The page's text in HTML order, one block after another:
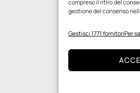
compreso il ritiro del
gestione del consenso
Gestisci 1771 fornitoriPer